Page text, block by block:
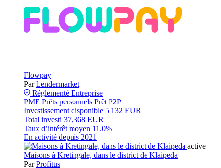
Flowpay
ParLendermarket
Réglementé Entreprise
PME Prêts personnels Prêt P2P
Investissement disponible 5,132 EUR
Total investi 37,368 EUR
Taux d’intérêt moyen 11.0%
En activité depuis 2021
active
Maisons à Kretingale, dans le district de Klaipeda
ParProfitus